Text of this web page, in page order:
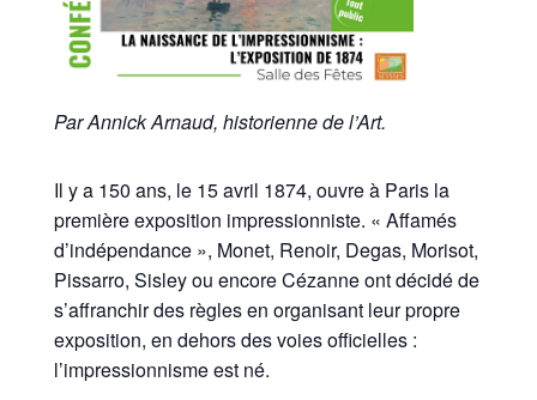
Par Annick Arnaud, historienne de l’Art.
Il y a 150 ans, le 15 avril 1874, ouvre à Paris la
première exposition impressionniste. « Affamés
d’indépendance », Monet, Renoir, Degas, Morisot,
Pissarro, Sisley ou encore Cézanne ont décidé de
s’affranchir des règles en organisant leur propre
exposition, en dehors des voies officielles :
l’impressionnisme est né.